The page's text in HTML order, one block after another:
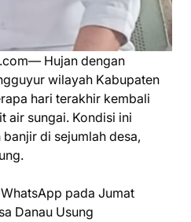
Hujan dengan
wilayah Kabupaten
hari terakhir kembali
air sungai. Kondisi ini
di sejumlah desa,
pada Jumat
Danau Usung